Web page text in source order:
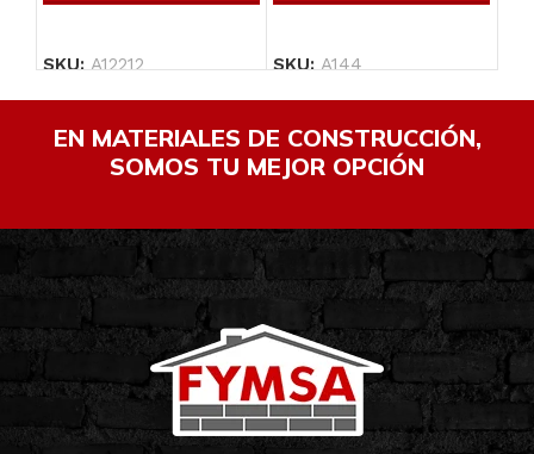
SKU:A12212 SKU:A144
EN MATERIALES DE CONSTRUCCIÓN,
SOMOS TU MEJOR OPCIÓN